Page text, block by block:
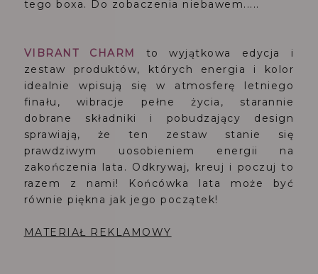
tego boxa. Do zobaczenia niebawem.....
VIBRANT CHARM
to wyjątkowa edycja i
zestaw produktów, których energia i kolor
idealnie wpisują się w atmosferę letniego
finału, wibracje pełne życia, starannie
dobrane składniki i pobudzający design
sprawiają, że ten zestaw stanie się
prawdziwym uosobieniem energii na
zakończenia lata. Odkrywaj, kreuj i poczuj to
razem z nami! Końcówka lata może być
równie piękna jak jego początek!
MATERIAŁ REKLAMOWY